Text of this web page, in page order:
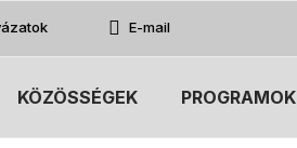
E-mail
KÖZÖSSÉGEK PROGRAMOK